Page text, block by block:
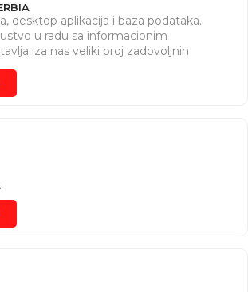
desktop aplikacija i baza podataka.
u radu sa informacionim
iza nas veliki broj zadovoljnih
se rastućem broju zadovoljnih klijenata.
čini nas jedinstvenim.